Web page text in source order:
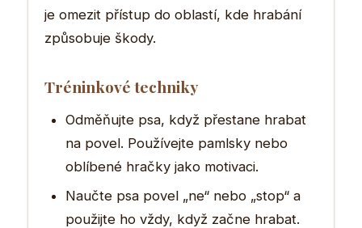
je omezit přístup do oblastí, kde hrabání
způsobuje škody.
Tréninkové techniky
Odměňujte psa, když přestane hrabat
na povel. Používejte pamlsky nebo
oblíbené hračky jako motivaci.
Naučte psa povel „ne“ nebo „stop“ a
použijte ho vždy, když začne hrabat.